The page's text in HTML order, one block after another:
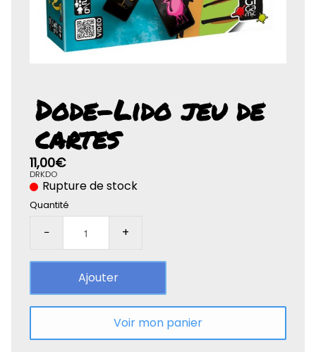
Dode-Lido jeu de
cartes
11,00€
DRKDO
Rupture de stock
Quantité
− +
Ajouter
Voir mon panier